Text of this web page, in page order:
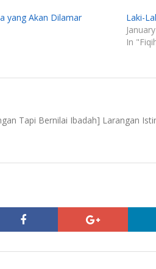
yang Akan Dilamar
Laki-
In
Tapi Bernilai Ibadah] Larangan
facebook google+